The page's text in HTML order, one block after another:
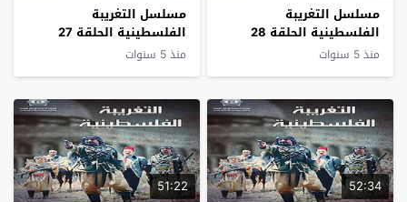
مسلسل التغريبة
الفلسطينية الحلقة 28
منذ 5 سنوات
مسلسل التغريبة
الفلسطينية الحلقة 27
منذ 5 سنوات
52:34
51:22